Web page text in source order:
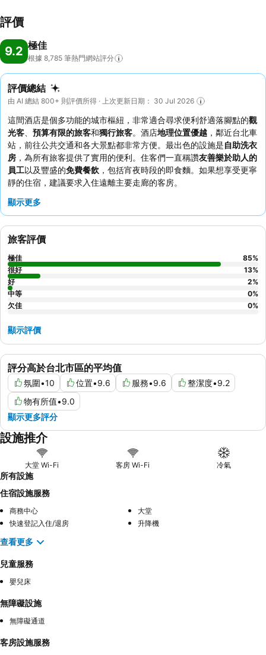
評價
9.2 極佳
根據 8,785 筆熱門網站評分
評價總結
由 AI 總結 800+ 則評價所得 · 上次更新日期： 30 Jul 2026
這間酒店是個多功能的城市樞紐，非常適合尋求便利舒適落腳點的觀
光客
預算有限的旅客和獨行旅客。酒店地理位置優越 ，鄰近台北車
站，前往公共交通和各大景點都非常方便。最出色的設施是自助洗衣
房 ，為所有旅客提供了實用的便利。住客們一直稱讚友善樂於助人的
員工以及豐盛的免費餐飲 ，包括宵夜時段的即食麵。如果想享受更寧
靜的住宿，建議要求入住遠離主要走廊的客房。
顯示更多
評分高於台北市區的平均值
氛圍•10 位置•9.6 服務•9.6 整潔度•9.2
物有所值•9.0
顯示更多評分
旅客評價
極佳 85%
很好
13%
好
2%
中等
0%
欠佳
0%
顯示評價
設施推介
大堂 Wi-Fi 客房 Wi-Fi 冷氣
所有設施
住宿設施服務
商務中心
大堂
快速登記入住/退房
升降機
查看更多
兒童服務
嬰兒床
無障礙設施
無障礙通道
客房設施服務